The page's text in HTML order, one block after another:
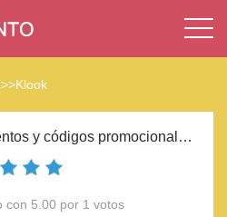
>>Klook
Descuentos y códigos promocionales Klook 2023
con 5.00 por 1 votos